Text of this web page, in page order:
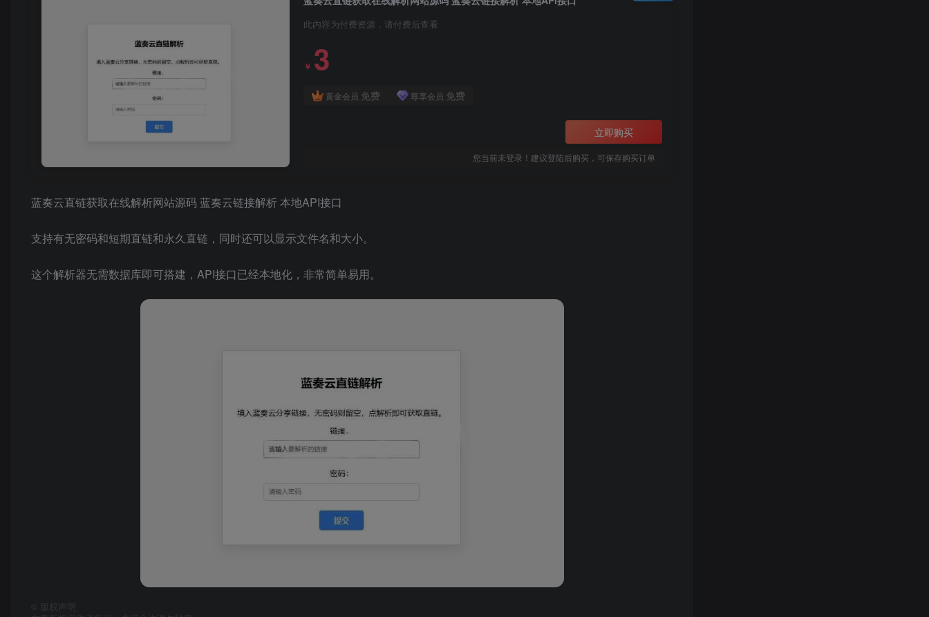
此内容为付费资源，请付费后查看
￥ 3
黄金会员 免费 尊享会员 免费
立即购买
您当前未登录！建议登陆后购买，可保存购买订单
蓝奏云直链获取在线解析网站源码 蓝奏云链接解析 本地API接口
支持有无密码和短期直链和永久直链，同时还可以显示文件名和大小。
这个解析器无需数据库即可搭建，API接口已经本地化，非常简单易用。
版权声明